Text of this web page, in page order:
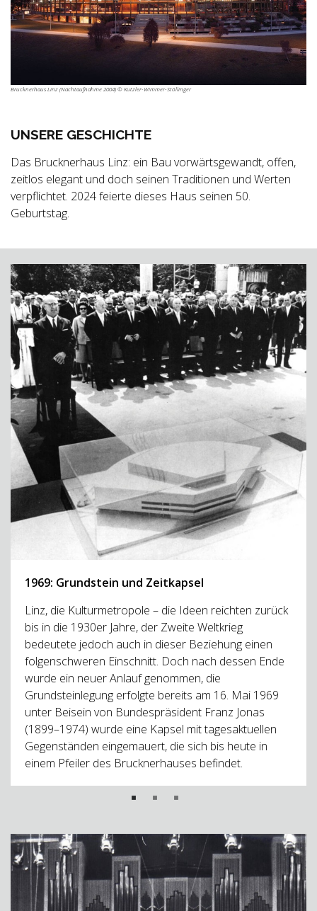
Brucknerhaus Linz (Nachtaufnahme 2004) © Kutzler-Wimmer-Stöllinger
UNSERE GESCHICHTE
Das Brucknerhaus Linz: ein Bau vorwärtsgewandt, offen,
zeitlos elegant und doch seinen Traditionen und Werten
verpflichtet. 2024 feierte dieses Haus seinen 50.
Geburtstag.
1969: Grundstein und Zeitkapsel
Linz, die Kulturmetropole – die Ideen reichten zurück
bis in die 1930er Jahre, der Zweite Weltkrieg
bedeutete jedoch auch in dieser Beziehung einen
folgenschweren Einschnitt. Doch nach dessen Ende
wurde ein neuer Anlauf genommen, die
Grundsteinlegung erfolgte bereits am 16. Mai 1969
unter Beisein von Bundespräsident Franz Jonas
(1899–1974) wurde eine Kapsel mit tagesaktuellen
Gegenständen eingemauert, die sich bis heute in
einem Pfeiler des Brucknerhauses befindet.